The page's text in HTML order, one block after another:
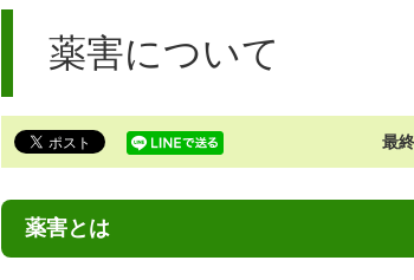
ペ
文
で
薬害について
最
薬害とは